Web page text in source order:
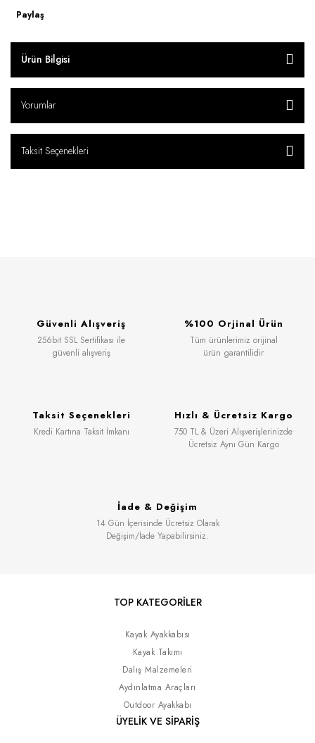
Paylaş
Ürün Bilgisi
Yorumlar
Taksit Seçenekleri
Güvenli Alışveriş
256bit SSL Sertifikası ile
güvenli alışveriş
%100 Orjinal Ürün
Tüm ürünlerimiz orijinal
ürün garantilidir
Taksit Seçenekleri
Kredi Kartına Taksit İmkanı
Hızlı & Ücretsiz Kargo
750 TL & Üzeri Alışverişlerinizde
Ücretsiz Aynı Gün Kargo
İade & Değişim
14 Gün İçerisinde Ücretsiz Olarak
Değişim/İade Yapabilirsiniz.
TOP KATEGORİLER
Kayak Ayakkabısı
Kayak Takımı
Dalış Malzemeleri
Aydınlatma Araçları
Outdoor Ayakkabı
ÜYELİK VE SİPARİŞ